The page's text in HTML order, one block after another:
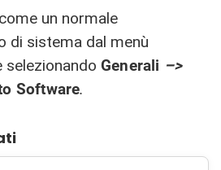
un normale
di sistema dal menù
Generali –>
Software.